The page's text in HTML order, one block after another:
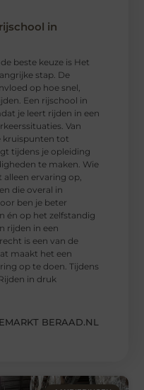
in
beste keuze is Het
stap. De
op hoe snel,
Een rijschool in
je leert rijden in een
Van
kruispunten tot
tijdens je opleiding
te maken. Wie
ervaring op,
die overal in
ben je beter
én op het zelfstandig
rijden in een
is een van de
maakt het een
op te doen. Tijdens
in druk
BERAAD.NL